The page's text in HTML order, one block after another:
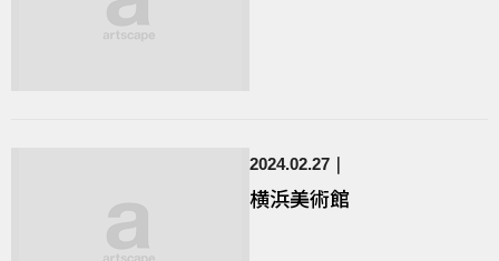
2024.02.27
横浜美術館